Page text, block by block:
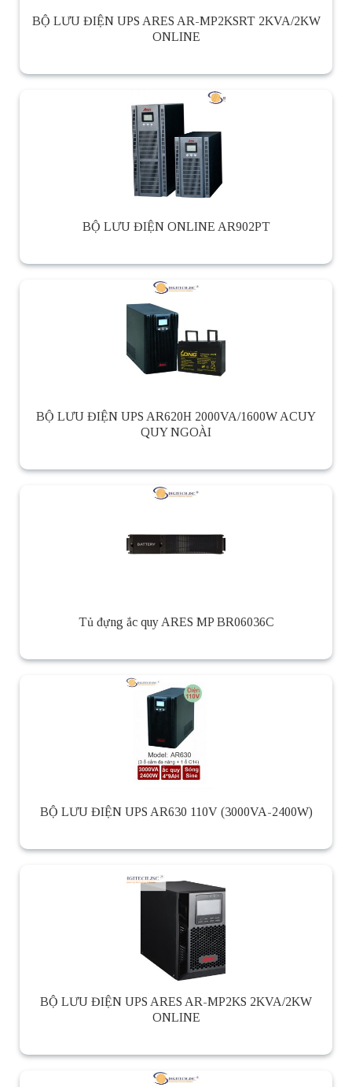
BỘ LƯU ĐIỆN UPS ARES AR-MP2KSRT 2KVA/2KW
ONLINE
BỘ LƯU ĐIỆN ONLINE AR902PT
BỘ LƯU ĐIỆN UPS AR620H 2000VA/1600W ACUY
QUY NGOÀI
Tủ đựng ắc quy ARES MP BR06036C
BỘ LƯU ĐIỆN UPS AR630 110V (3000VA-2400W)
BỘ LƯU ĐIỆN UPS ARES AR-MP2KS 2KVA/2KW
ONLINE